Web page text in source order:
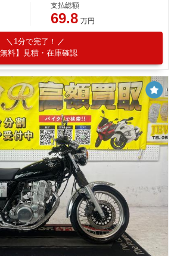
支払総額
69.8 万円
1分で完了！
無料】見積・在庫確認